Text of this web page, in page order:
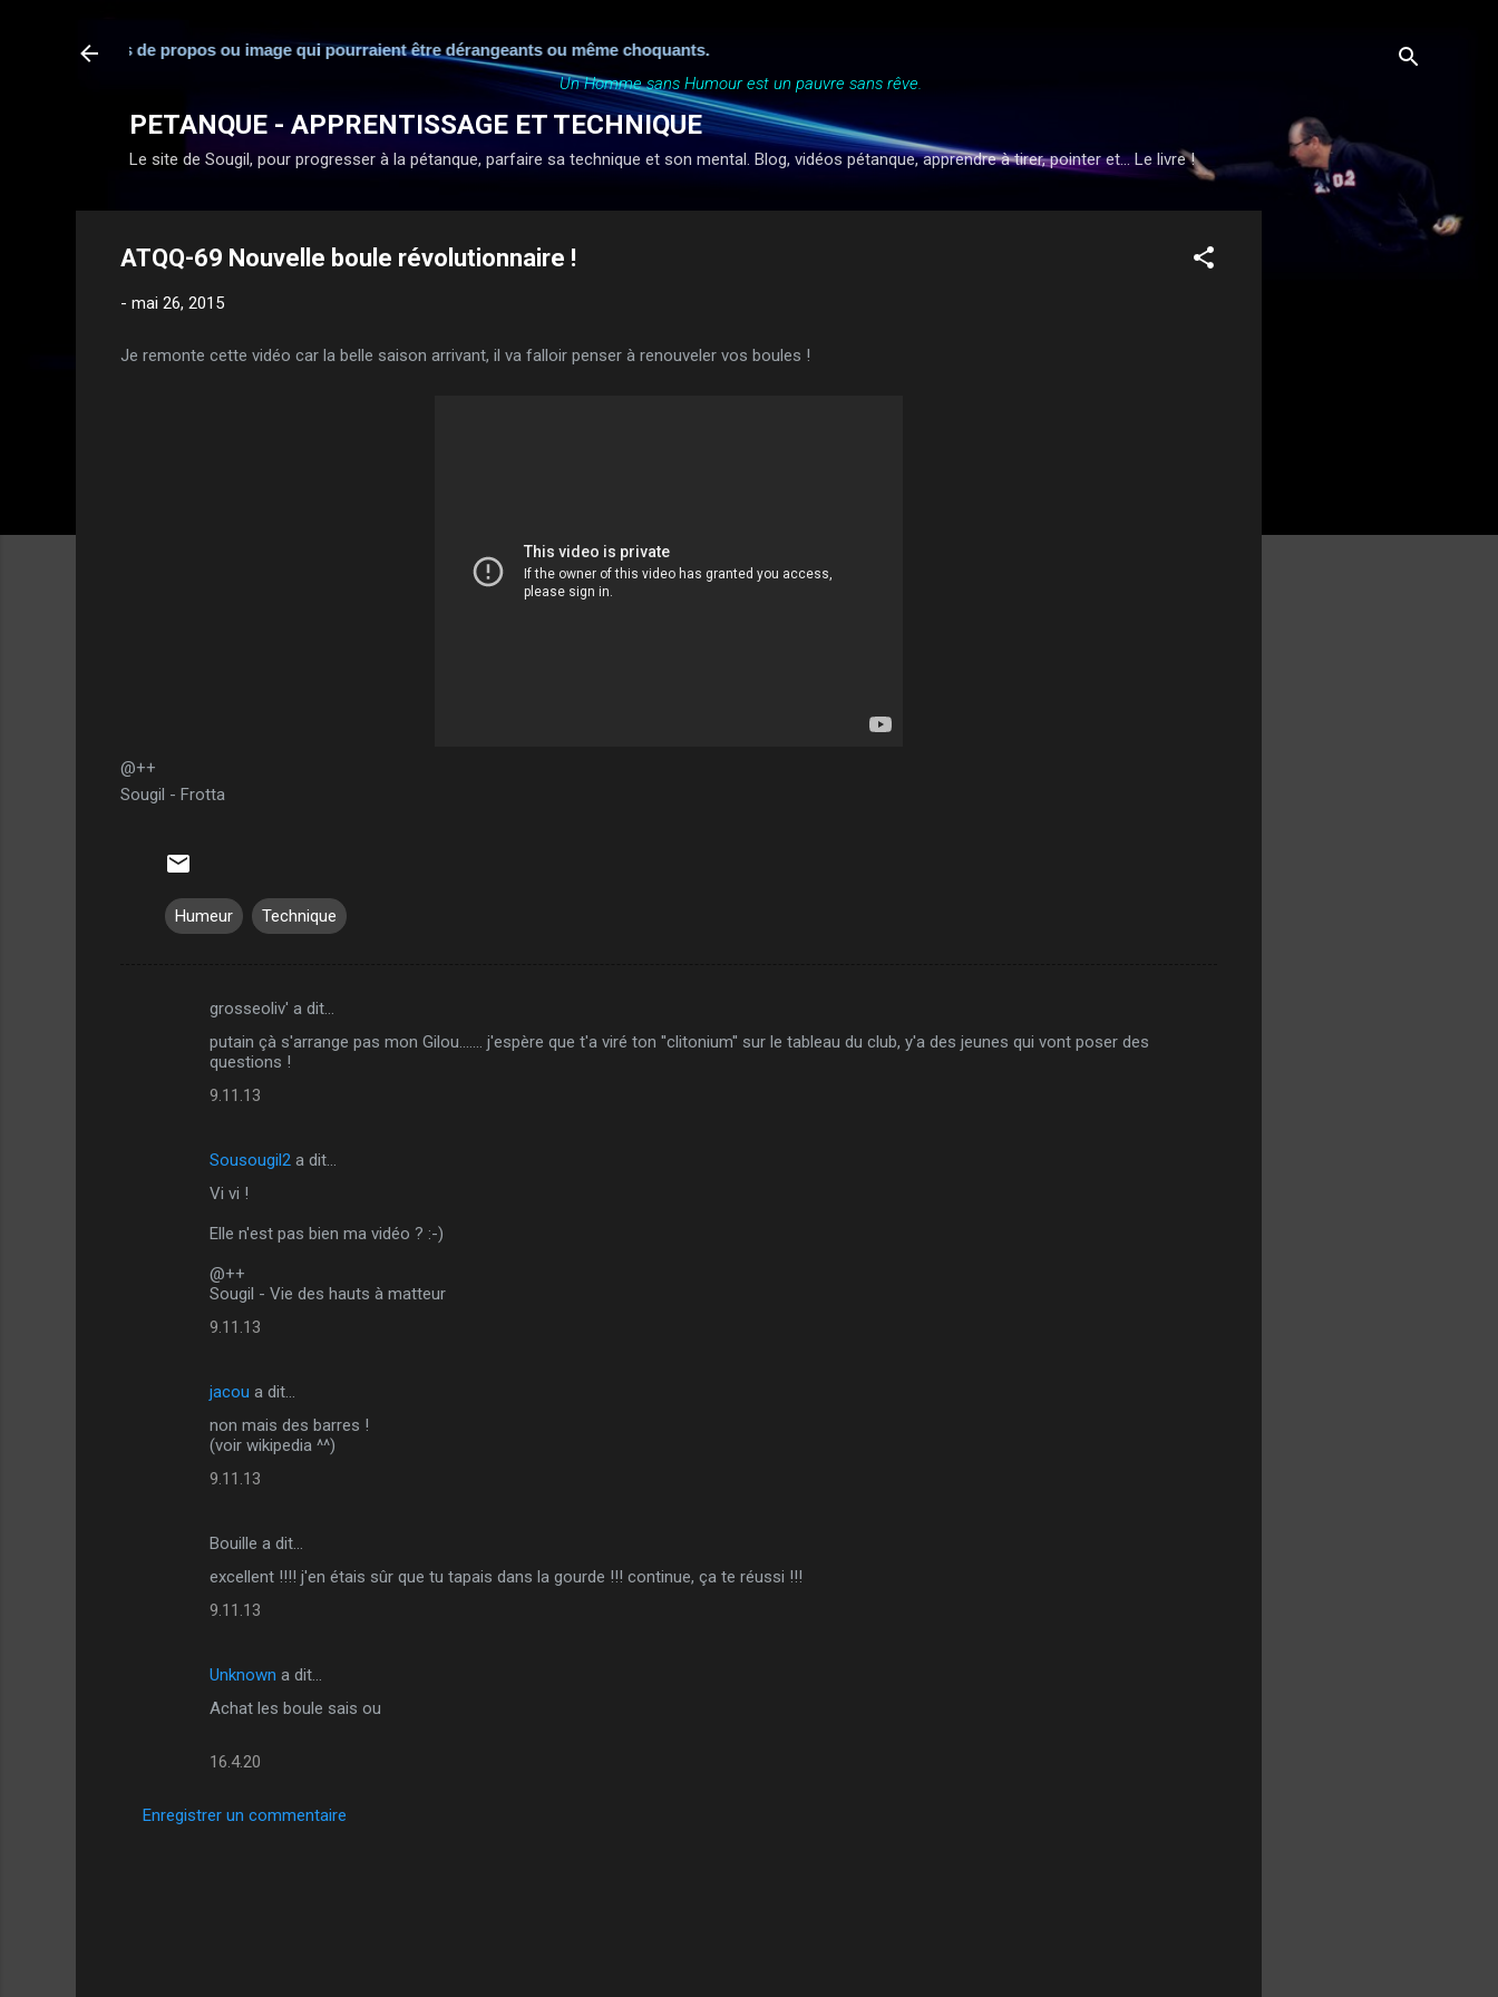
en cas de propos ou image qui pourraient être dérangeants ou même choquants.
Un Homme sans Humour est un pauvre sans rêve.
PETANQUE - APPRENTISSAGE ET TECHNIQUE
Le site de Sougil, pour progresser à la pétanque, parfaire sa technique et son mental. Blog, vidéos pétanque, apprendre à tirer, pointer et... Le livre !
ATQQ-69 Nouvelle boule révolutionnaire !
- mai 26, 2015
Je remonte cette vidéo car la belle saison arrivant, il va falloir penser à renouveler vos boules !
@++
Sougil - Frotta
Humeur Technique
grosseoliv' a dit…
putain çà s'arrange pas mon Gilou....... j'espère que t'a viré ton ''clitonium'' sur le tableau du club, y'a des jeunes qui vont poser des
questions !
9.11.13
Sousougil2 a dit…
Vi vi !
Elle n'est pas bien ma vidéo ? :-)
@++
Sougil - Vie des hauts à matteur
9.11.13
jacou a dit…
non mais des barres !
(voir wikipedia ^^)
9.11.13
Bouille a dit…
excellent !!!! j'en étais sûr que tu tapais dans la gourde !!! continue, ça te réussi !!!
9.11.13
Unknown a dit…
Achat les boule sais ou
16.4.20
Enregistrer un commentaire